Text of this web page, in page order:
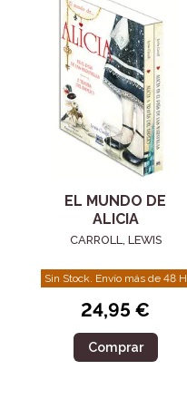
EL MUNDO DE
ALICIA
CARROLL, LEWIS
Sin Stock. Envío más de 48 H
24,95 €
Comprar